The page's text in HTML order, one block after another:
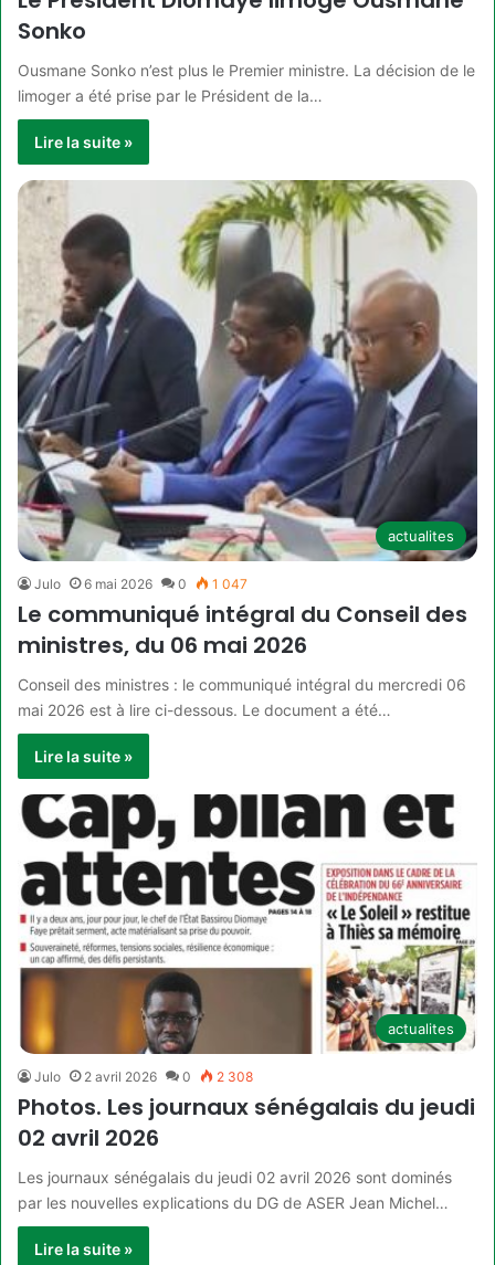
Sonko
Ousmane Sonko n’est plus le Premier ministre. La décision de le
limoger a été prise par le Président de la…
Lire la suite »
actualites
Julo 6 mai 2026 0 1 047
Le communiqué intégral du Conseil des
ministres, du 06 mai 2026
Conseil des ministres : le communiqué intégral du mercredi 06
mai 2026 est à lire ci-dessous. Le document a été…
Lire la suite »
actualites
Julo 2 avril 2026 0 2 308
Photos. Les journaux sénégalais du jeudi
02 avril 2026
Les journaux sénégalais du jeudi 02 avril 2026 sont dominés
par les nouvelles explications du DG de ASER Jean Michel…
Lire la suite »